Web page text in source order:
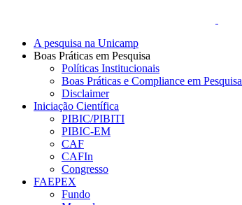
A pesquisa na Unicamp
Boas Práticas em Pesquisa
Políticas Institucionais
Boas Práticas e Compliance em Pesquisa
Disclaimer
Iniciação Científica
PIBIC/PIBITI
PIBIC-EM
CAF
CAFIn
Congresso
FAEPEX
Fundo